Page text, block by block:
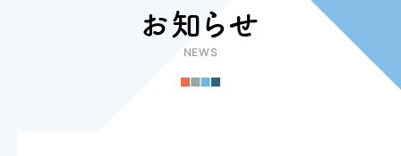
お知らせ
NEWS